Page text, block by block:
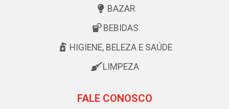
BAZAR
BEBIDAS
HIGIENE, BELEZA E SAÚDE
LIMPEZA
FALE CONOSCO